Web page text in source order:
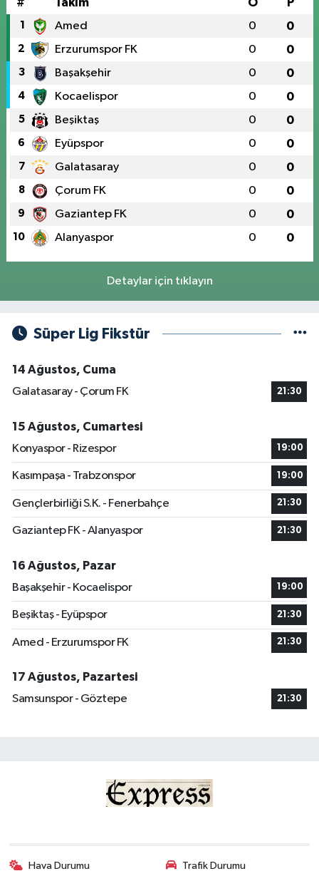
1 Amed 0 0
2 Erzurumspor FK 0 0
3 Başakşehir 0 0
4 Kocaelispor 0 0
5 Beşiktaş 0 0
6 Eyüpspor 0 0
7 Galatasaray 0 0
8 Çorum FK 0 0
9 Gaziantep FK 0 0
10 Alanyaspor 0 0
Detaylar için tıklayın
Süper Lig Fikstür
14 Ağustos, Cuma
Galatasaray - Çorum FK
21:30
15 Ağustos, Cumartesi
Konyaspor - Rizespor
19:00
Kasımpaşa - Trabzonspor 19:00
Gençlerbirliği S.K. - Fenerbahçe 21:30
Gaziantep FK - Alanyaspor 21:30
16 Ağustos, Pazar
Başakşehir - Kocaelispor
19:00
Beşiktaş - Eyüpspor 21:30
Amed - Erzurumspor FK 21:30
17 Ağustos, Pazartesi
Samsunspor - Göztepe
21:30
Hava Durumu Trafik Durumu